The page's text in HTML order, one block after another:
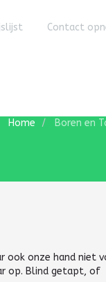
Contact
Home Boren en
ook onze hand niet
op. Blind getapt, of